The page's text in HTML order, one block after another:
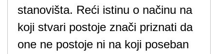
stanovišta. Reći istinu o načinu na
koji stvari postoje znači priznati da
one ne postoje ni na koji poseban